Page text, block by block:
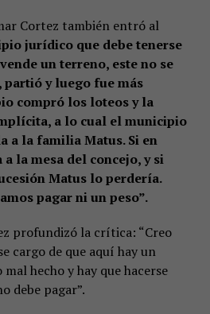
Cortez también entró al
jurídico que debe tenerse
un terreno, este no se
partió y luego fue más
compró los loteos y la
a lo cual el municipio
a la familia Matus. Si en
la mesa del concejo, y si
Matus lo perdería.
pagar ni un peso”.
profundizó la crítica: “Creo
cargo de que aquí hay un
hecho y hay que hacerse
debe pagar”.